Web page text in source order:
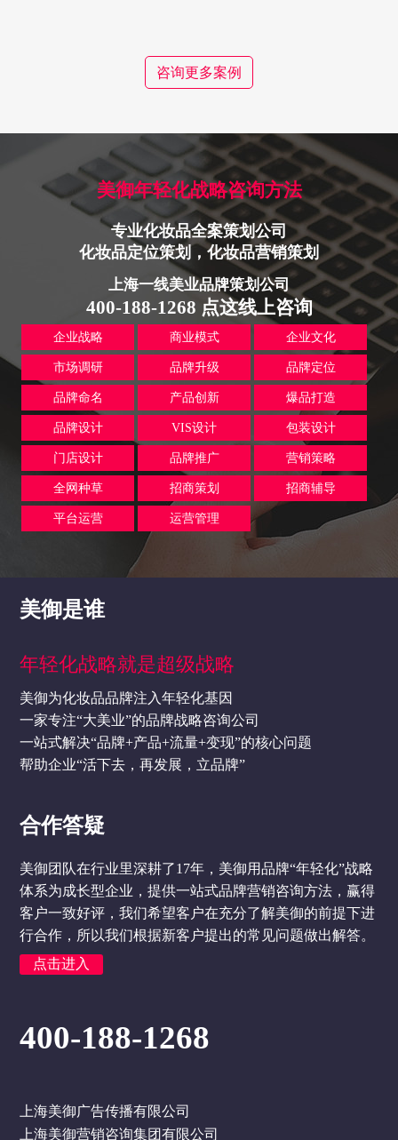
咨询更多案例
美御年轻化战略咨询方法
专业化妆品全案策划公司
化妆品定位策划，化妆品营销策划
上海一线美业品牌策划公司
400-188-1268 点这线上咨询
企业战略 商业模式 企业文化
市场调研 品牌升级 品牌定位
品牌命名 产品创新 爆品打造
品牌设计 VIS设计 包装设计
门店设计 品牌推广 营销策略
全网种草 招商策划 招商辅导
平台运营 运营管理
美御是谁
年轻化战略就是超级战略
美御为化妆品品牌注入年轻化基因
一家专注“大美业”的品牌战略咨询公司
一站式解决“品牌+产品+流量+变现”的核心问题
帮助企业“活下去，再发展，立品牌”
合作答疑
美御团队在行业里深耕了17年，美御用品牌“年轻化”战略
体系为成长型企业，提供一站式品牌营销咨询方法，赢得
客户一致好评，我们希望客户在充分了解美御的前提下进
行合作，所以我们根据新客户提出的常见问题做出解答。
点击进入
400-188-1268
上海美御广告传播有限公司
上海美御营销咨询集团有限公司